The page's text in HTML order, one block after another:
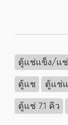
ตู้แช่แข็ง/แช่
ตู้แช
ตู้แช่
ตู้แช่ 7.1 คิว